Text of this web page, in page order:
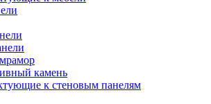
камень
к стеновым панелям